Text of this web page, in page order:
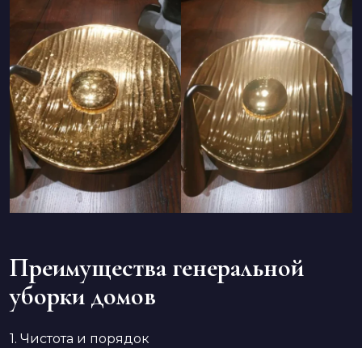
Преимущества генеральной
уборки домов
1. Чистота и порядок